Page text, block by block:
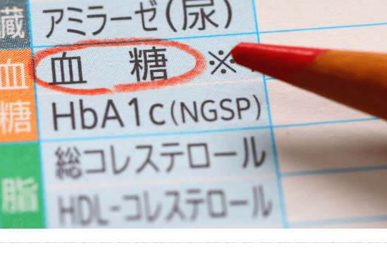
てみませんか？